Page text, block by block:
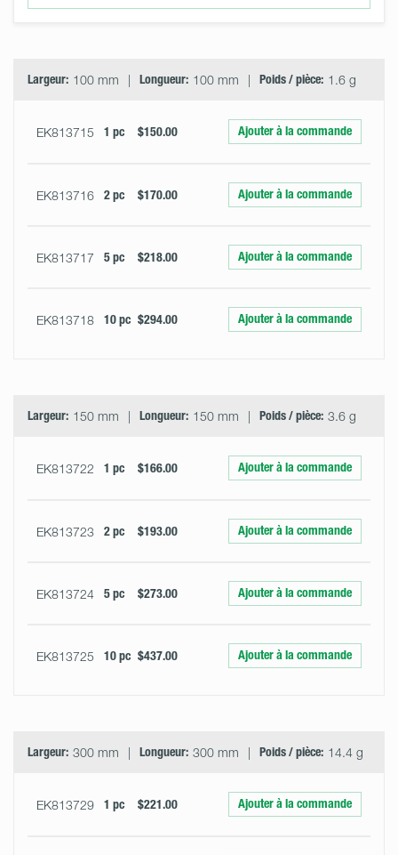
Largeur: 100 mm Longueur: 100 mm Poids / pièce: 1.6 g
EK813715 1 pc $150.00 Ajouter à la commande
EK813716 2 pc $170.00 Ajouter à la commande
EK813717 5 pc $218.00 Ajouter à la commande
EK813718 10 pc $294.00 Ajouter à la commande
Largeur: 150 mm Longueur: 150 mm Poids / pièce: 3.6 g
EK813722 1 pc $166.00 Ajouter à la commande
EK813723 2 pc $193.00 Ajouter à la commande
EK813724 5 pc $273.00 Ajouter à la commande
EK813725 10 pc $437.00 Ajouter à la commande
Largeur: 300 mm Longueur: 300 mm Poids / pièce: 14.4 g
EK813729 1 pc $221.00 Ajouter à la commande